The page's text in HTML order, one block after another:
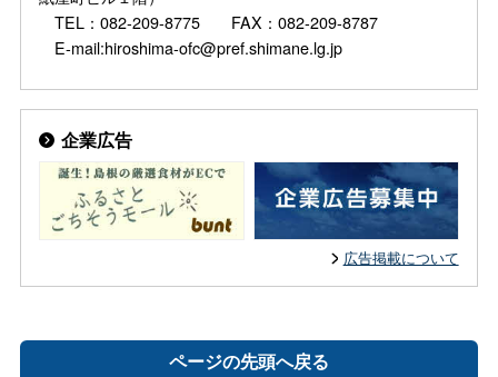
TEL：082-209-8775 FAX：082-209-8787
E-mail:hiroshima-ofc@pref.shimane.lg.jp
企業広告
広告掲載について
ページの先頭へ戻る